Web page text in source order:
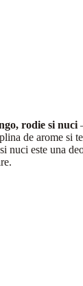
rodie si nuci
de arome si
nuci este una